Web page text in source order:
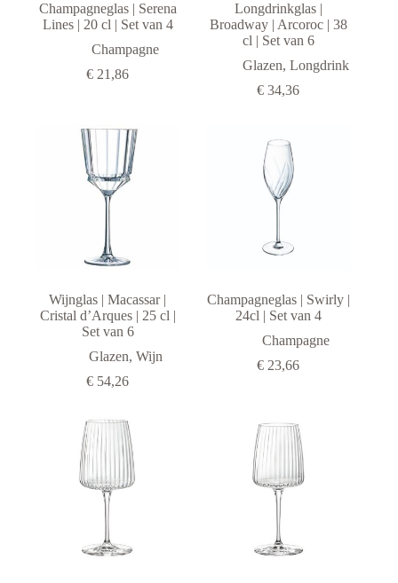
Tumbler
Waterglas
Adhoc
Chef & Sommelier
Cosy & Trendy
Cristal D'Arques
inAlto
Rocco Bormioli
Vacu Vin
Vacuvin
Champagneglas | Serena
Lines | 20 cl | Set van 4
Champagne
€ 21,86
Longdrinkglas |
Broadway | Arcoroc | 38
cl | Set van 6
Glazen,Longdrink
€ 34,36
Wijnglas | Macassar |
Cristal d’Arques | 25 cl |
Set van 6
Glazen, Wijn
€ 54,26
Champagneglas | Swirly |
24cl | Set van 4
Champagne
€ 23,66